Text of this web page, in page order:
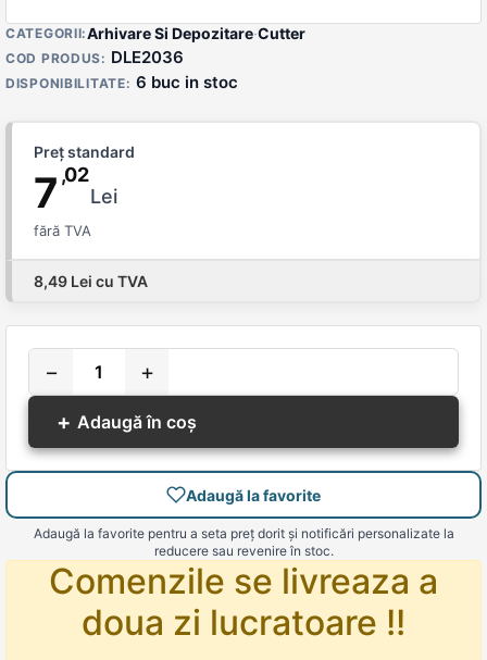
Detalii produs
CATEGORII:Arhivare Si Depozitare·Cutter
COD PRODUS: DLE2036
DISPONIBILITATE: 6 buc in stoc
Preț standard
7 ,02
Lei
fără TVA
8,49 Lei cu TVA
−
+
+ Adaugă în coș
Adaugă la favorite
Adaugă la favorite pentru a seta preț dorit și notificări personalizate la
reducere sau revenire în stoc.
Comenzile se livreaza a
doua zi lucratoare !!